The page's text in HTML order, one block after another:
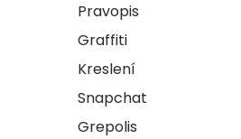
Pravopis
Graffiti
Kreslení
Snapchat
Grepolis